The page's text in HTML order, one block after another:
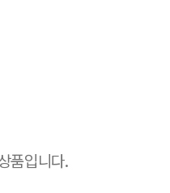
품입니다.